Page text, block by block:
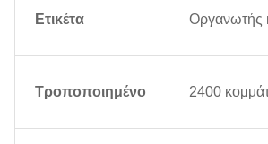
Ετικέτα Οργανωτής
Τροποποιημένο 2400